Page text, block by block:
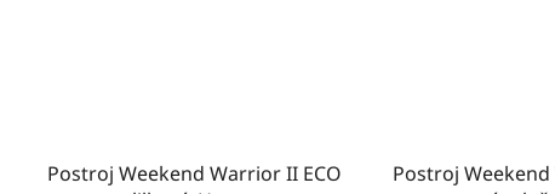
Postroj Weekend Warrior II ECO
Postroj